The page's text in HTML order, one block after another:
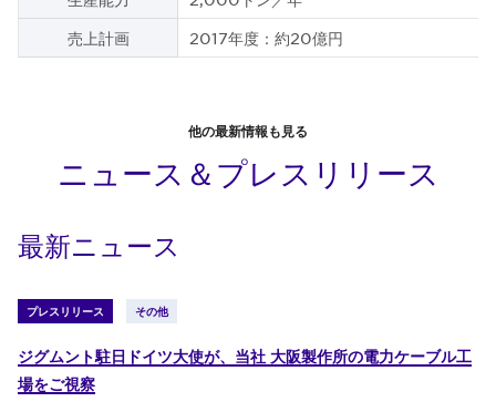
売上計画
2017年度：約20億円
他の最新情報も見る
ニュース＆プレスリリース
最新ニュース
プレスリリース その他
ジグムント駐日ドイツ大使が、当社 大阪製作所の電力ケーブル工
場をご視察